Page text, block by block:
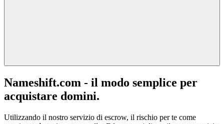
Nameshift.com - il modo semplice per
acquistare domini.
Utilizzando il nostro servizio di escrow, il rischio per te come